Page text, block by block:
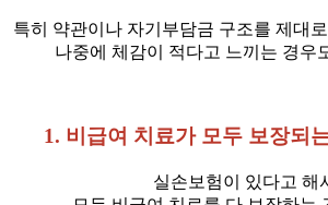
특히 약관이나 자기부담금 구조를 제대
나중에 체감이 적다고 느끼는 경우
1. 비급여 치료가 모두 보장되
실손보험이 있다고 해